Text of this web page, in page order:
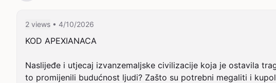
2 views • 4/10/2026
KOD APEXIANACA
Naslijeđe i utjecaj izvanzemaljske civilizacije koja je ostavila
to promijenili budućnost ljudi? Zašto su potrebni megaliti i